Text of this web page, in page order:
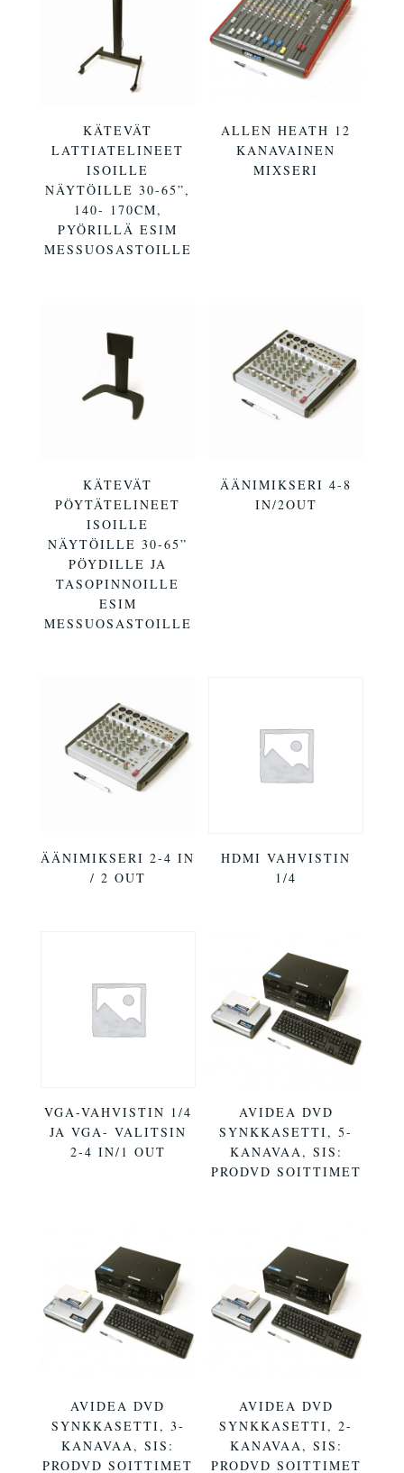
KÄTEVÄT
LATTIATELINEET
ISOILLE
NÄYTÖILLE 30-65”,
140- 170CM,
PYÖRILLÄ ESIM
MESSUOSASTOILLE
ALLEN HEATH 12
KANAVAINEN
MIXSERI
KÄTEVÄT
PÖYTÄTELINEET
ISOILLE
NÄYTÖILLE 30-65”
PÖYDILLE JA
TASOPINNOILLE
ESIM
MESSUOSASTOILLE
ÄÄNIMIKSERI 4-8
IN/2OUT
ÄÄNIMIKSERI 2-4 IN
/ 2 OUT
HDMI VAHVISTIN
1/4
VGA-VAHVISTIN 1/4
JA VGA- VALITSIN
2-4 IN/1 OUT
AVIDEA DVD
SYNKKASETTI, 5-
KANAVAA, SIS:
PRODVD SOITTIMET
AVIDEA DVD
SYNKKASETTI, 3-
KANAVAA, SIS:
PRODVD SOITTIMET
AVIDEA DVD
SYNKKASETTI, 2-
KANAVAA, SIS:
PRODVD SOITTIMET